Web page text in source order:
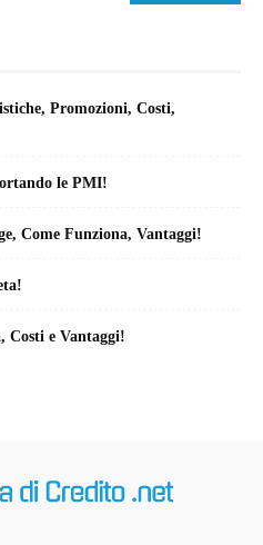
Promozioni, Costi,
le PMI!
Come Funziona, Vantaggi!
Costi e Vantaggi!